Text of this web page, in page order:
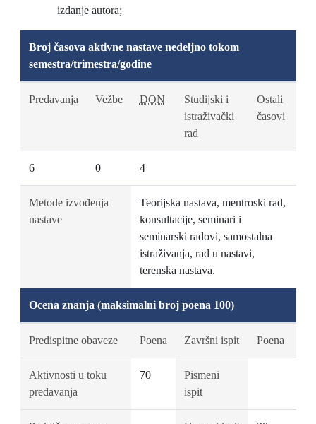
izdanje autora;
Broj časova aktivne nastave nedeljno tokom
semestra/trimestra/godine
Predavanja Vežbe DON
Studijski i
istraživački
rad
Ostali
časovi
6 0 4
Metode izvođenja
nastave
Teorijska nastava, mentroski rad,
konsultacije, seminari i
seminarski radovi, samostalna
istraživanja, rad u nastavi,
terenska nastava.
Ocena znanja (maksimalni broj poena 100)
Predispitne obaveze Poena Završni ispit Poena
Aktivnosti u toku
predavanja
70
Pismeni
ispit